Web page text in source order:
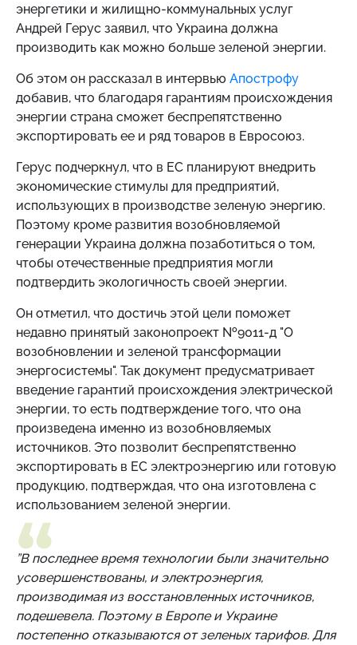
энергетики и жилищно-коммунальных услуг
Андрей Герус заявил, что Украина должна
производить как можно больше зеленой энергии.
Об этом он рассказал в интервью Апострофу
добавив, что благодаря гарантиям происхождения
энергии страна сможет беспрепятственно
экспортировать ее и ряд товаров в Евросоюз.
Герус подчеркнул, что в ЕС планируют внедрить
экономические стимулы для предприятий,
использующих в производстве зеленую энергию.
Поэтому кроме развития возобновляемой
генерации Украина должна позаботиться о том,
чтобы отечественные предприятия могли
подтвердить экологичность своей энергии.
Он отметил, что достичь этой цели поможет
недавно принятый законопроект №9011-д "О
возобновлении и зеленой трансформации
энергосистемы". Так документ предусматривает
введение гарантий происхождения электрической
энергии, то есть подтверждение того, что она
произведена именно из возобновляемых
источников. Это позволит беспрепятственно
экспортировать в ЕС электроэнергию или готовую
продукцию, подтверждая, что она изготовлена ​​с
использованием зеленой энергии.
”В последнее время технологии были значительно
усовершенствованы, и электроэнергия,
производимая из восстановленных источников,
подешевела. Поэтому в Европе и Украине
постепенно отказываются от зеленых тарифов. Для